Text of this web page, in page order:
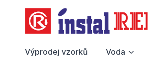
Výprodej vzorků Voda